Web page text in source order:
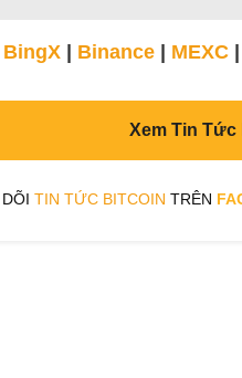
BingX | Binance | MEXC |
Xem Tin Tức
TIN TỨC BITCOIN TRÊN